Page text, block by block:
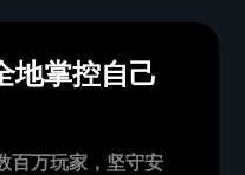
地掌控自己
百万玩家，坚守安